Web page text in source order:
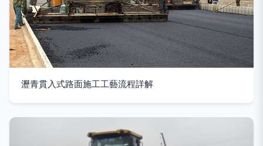
瀝青貫入式路面施工工藝流程詳解